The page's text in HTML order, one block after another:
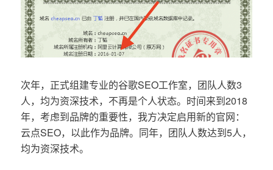
次年，正式组建专业的谷歌SEO工作室，团队人数3
人，均为资深技术，不再是个人状态。时间来到2018
年，考虑到品牌的重要性，我方决定启用新的官网：
云点SEO，以此作为品牌。同年，团队人数达到5人，
均为资深技术。